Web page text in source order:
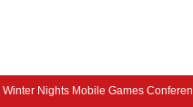
Winter Nights Mobile Games